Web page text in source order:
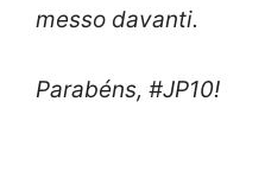
messo davanti.
Parabéns, #JP10!